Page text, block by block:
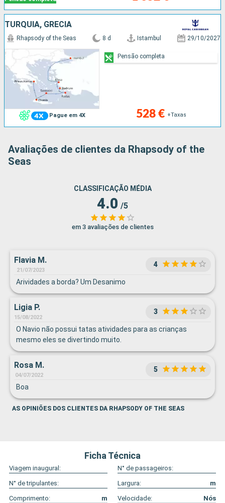
TURQUIA, GRÉCIA
Pague em 4X
Rhapsody of the Seas 8 d Istambul 29/10/2027
528 € +Taxas
Pensão completa
Avaliações de clientes da Rhapsody of the
Seas
CLASSIFICAÇÃO MÉDIA
4.0 /5
em 3 avaliações de clientes
Flavia M.
21/07/2023
4
Arividades a borda? Um Desanimo
Ligia P.
15/08/2022
3
O Navio não possui tatas atividades para as crianças
mesmo eles se divertindo muito.
Rosa M.
04/07/2022
5
Boa
AS OPINIÕES DOS CLIENTES DA RHAPSODY OF THE SEAS
Ficha Técnica
Viagem inaugural:
N° de passageiros:
N° de tripulantes:
Largura:
m
Comprimento:
m Velocidade: Nós